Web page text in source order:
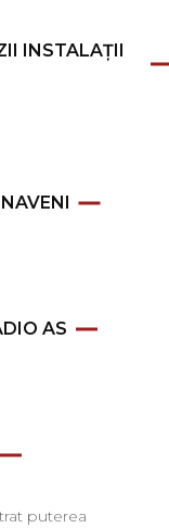
INSTALAȚII
AS
puterea